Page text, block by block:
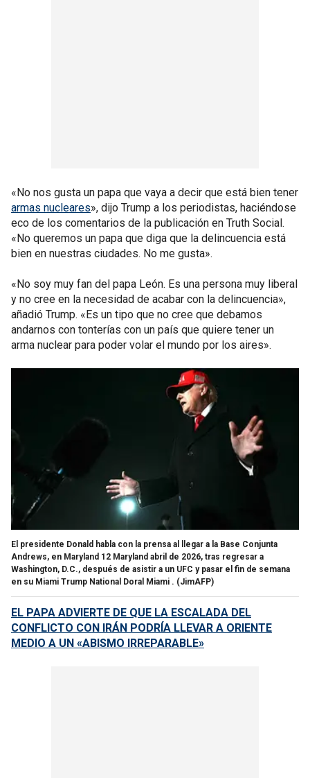
«No nos gusta un papa que vaya a decir que está bien tener
armas nucleares», dijo Trump a los periodistas, haciéndose
eco de los comentarios de la publicación en Truth Social.
«No queremos un papa que diga que la delincuencia está
bien en nuestras ciudades. No me gusta».
«No soy muy fan del papa León. Es una persona muy liberal
y no cree en la necesidad de acabar con la delincuencia»,
añadió Trump. «Es un tipo que no cree que debamos
andarnos con tonterías con un país que quiere tener un
arma nuclear para poder volar el mundo por los aires».
El presidente Donald habla con la prensa al llegar a la Base Conjunta
Andrews, en Maryland 12 Maryland abril de 2026, tras regresar a
Washington, D.C., después de asistir a un UFC y pasar el fin de semana
en su Miami Trump National Doral Miami . (JimAFP)
EL PAPA ADVIERTE DE QUE LA ESCALADA DEL
CONFLICTO CON IRÁN PODRÍA LLEVAR A ORIENTE
MEDIO A UN «ABISMO IRREPARABLE»